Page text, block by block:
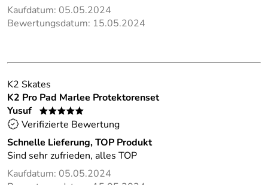
Kaufdatum: 05.05.2024
Bewertungsdatum: 15.05.2024
K2 Skates
K2 Pro Pad Marlee Protektorenset
Yusuf
*****
Verifizierte Bewertung
Schnelle Lieferung, TOP Produkt
Sind sehr zufrieden, alles TOP
Kaufdatum: 05.05.2024